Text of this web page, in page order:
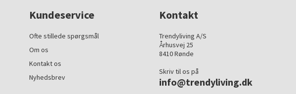
Kundeservice
Ofte stillede spørgsmål
Om os
Kontakt os
Nyhedsbrev
Kontakt
Trendyliving A/S
Århusvej 25
8410 Rønde
Skriv til os på
info@trendyliving.dk